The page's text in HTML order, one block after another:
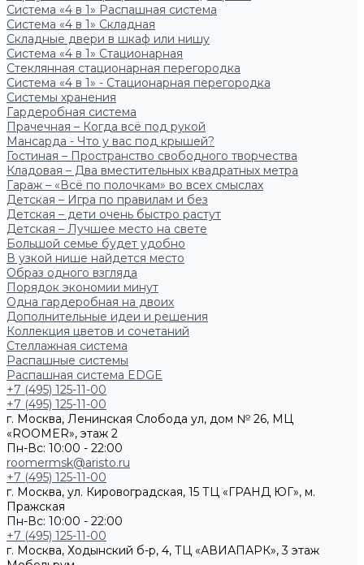
Система «4 в 1» Распашная система
Система «4 в 1» Складная
Складные двери в шкаф или нишу
Система «4 в 1» Стационарная
Стеклянная стационарная перегородка
Система «4 в 1» - Стационарная перегородка
Системы хранения
Гардеробная система
Прачечная – Когда всё под рукой
Мансарда - Что у вас под крышей?
Гостиная – Пространство свободного творчества
Кладовая – Два вместительных квадратных метра
Гараж – «Всё по полочкам» во всех смыслах
Детская – Игра по правилам и без
Детская – дети очень быстро растут
Детская – Лучшее место на свете
Большой семье будет удобно
В узкой нише найдется место
Образ одного взгляда
Порядок экономии минут
Одна гардеробная на двоих
Дополнительные идеи и решения
Коллекция цветов и сочетаний
Стеллажная система
Распашные системы
Распашная система EDGE
+7 (495) 125-11-00
+7 (495) 125-11-00
г. Москва, Ленинская Слобода ул, дом № 26, МЦ
«ROOMER», этаж 2
Пн-Вс: 10:00 - 22:00
roomermsk@aristo.ru
+7 (495) 125-11-00
г. Москва, ул. Кировоградская, 15 ТЦ «ГРАНД ЮГ», м.
Пражская
Пн-Вс: 10:00 - 22:00
+7 (495) 125-11-00
г. Москва, Ходынский б-р, 4, ТЦ «АВИАПАРК», 3 этаж